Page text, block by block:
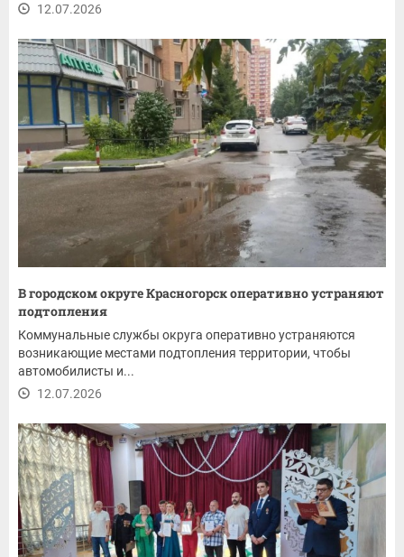
12.07.2026
В городском округе Красногорск оперативно устраняют
подтопления
Коммунальные службы округа оперативно устраняются
возникающие местами подтопления территории, чтобы
автомобилисты и...
12.07.2026